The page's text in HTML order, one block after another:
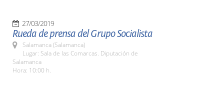
27/03/2019
Rueda de prensa del Grupo Socialista
Salamanca (Salamanca)
Lugar: Sala de las Comarcas. Diputación de
Salamanca
Hora: 10:00 h.